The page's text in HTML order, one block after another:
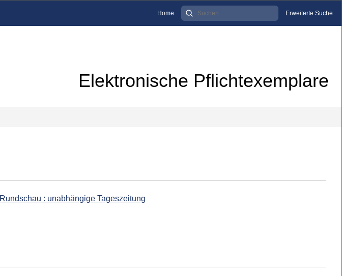
Home Erweiterte Suche
Elektronische Pflichtexemplare
: unabhängige Tageszeitung